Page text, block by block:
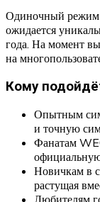
Одиночный режим
ожидается
года. На момент
на
Кому
Опытным
и точную
Фанатам
Новичкам в
растущая